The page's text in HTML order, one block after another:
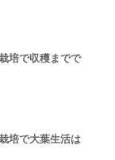
培で収穫までで
培で大葉生活は